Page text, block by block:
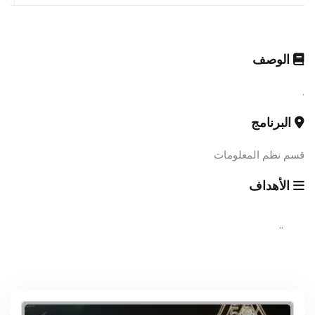
الوصف
.
البرنامج
قسم نظم المعلومات
الأهداف
..